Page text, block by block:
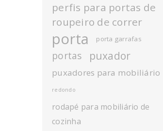
perfis para portas de
roupeiro de correr
porta porta garrafas
portas puxador
puxadores para mobiliário
redondo
rodapé para mobiliário de
cozinha